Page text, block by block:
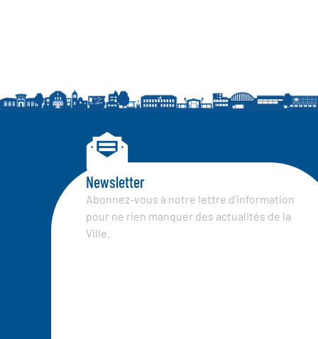
Newsletter
Abonnez-vous à notre lettre d’information
pour ne rien manquer des actualités de la
Ville.